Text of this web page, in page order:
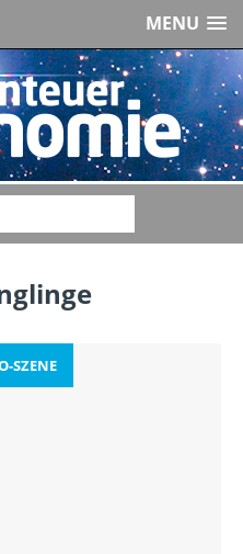
MENU
SZENE